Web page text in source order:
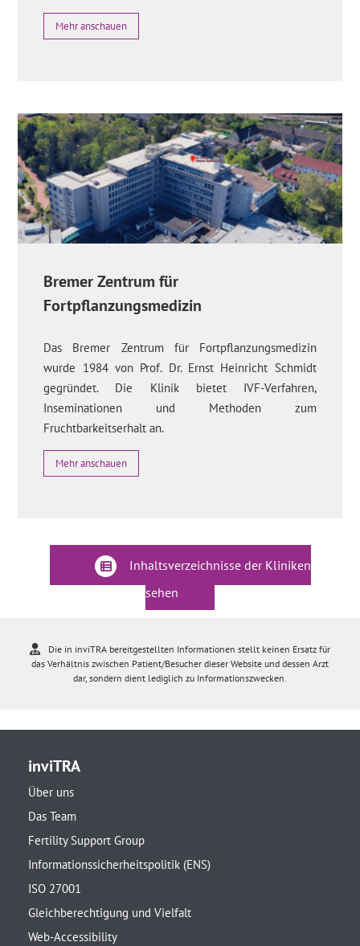
Mehr anschauen
Bremer Zentrum für
Fortpflanzungsmedizin
Das Bremer Zentrum für Fortpflanzungsmedizin
wurde 1984 von Prof. Dr. Ernst Heinricht Schmidt
gegründet. Die Klinik bietet IVF-Verfahren,
Inseminationen und Methoden zum
Fruchtbarkeitserhalt an.
Mehr anschauen
Inhaltsverzeichnisse der Kliniken
sehen
Die in inviTRA bereitgestellten Informationen stellt keinen Ersatz für
das Verhältnis zwischen Patient/Besucher dieser Website und dessen Arzt
dar, sondern dient lediglich zu Informationszwecken.
inviTRA
Über uns
Das Team
Fertility Support Group
Informationssicherheitspolitik (ENS)
ISO 27001
Gleichberechtigung und Vielfalt
Web-Accessibility